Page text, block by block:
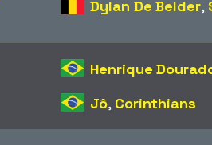
Dylan De Belder,
Henrique
Jô, Corinthians